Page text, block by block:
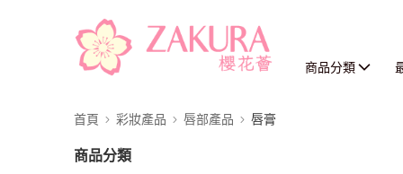
商品分類
首頁 彩妝產品 唇部產品 唇膏
商品分類